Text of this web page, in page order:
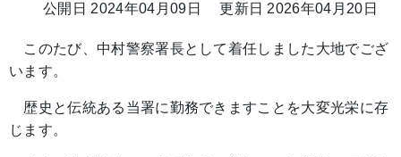
公開日 2024年04月09日 更新日 2026年04月20日
このたび、中村警察署長として着任しました大地でござ
います。
歴史と伝統ある当署に勤務できますことを大変光栄に存
じます。